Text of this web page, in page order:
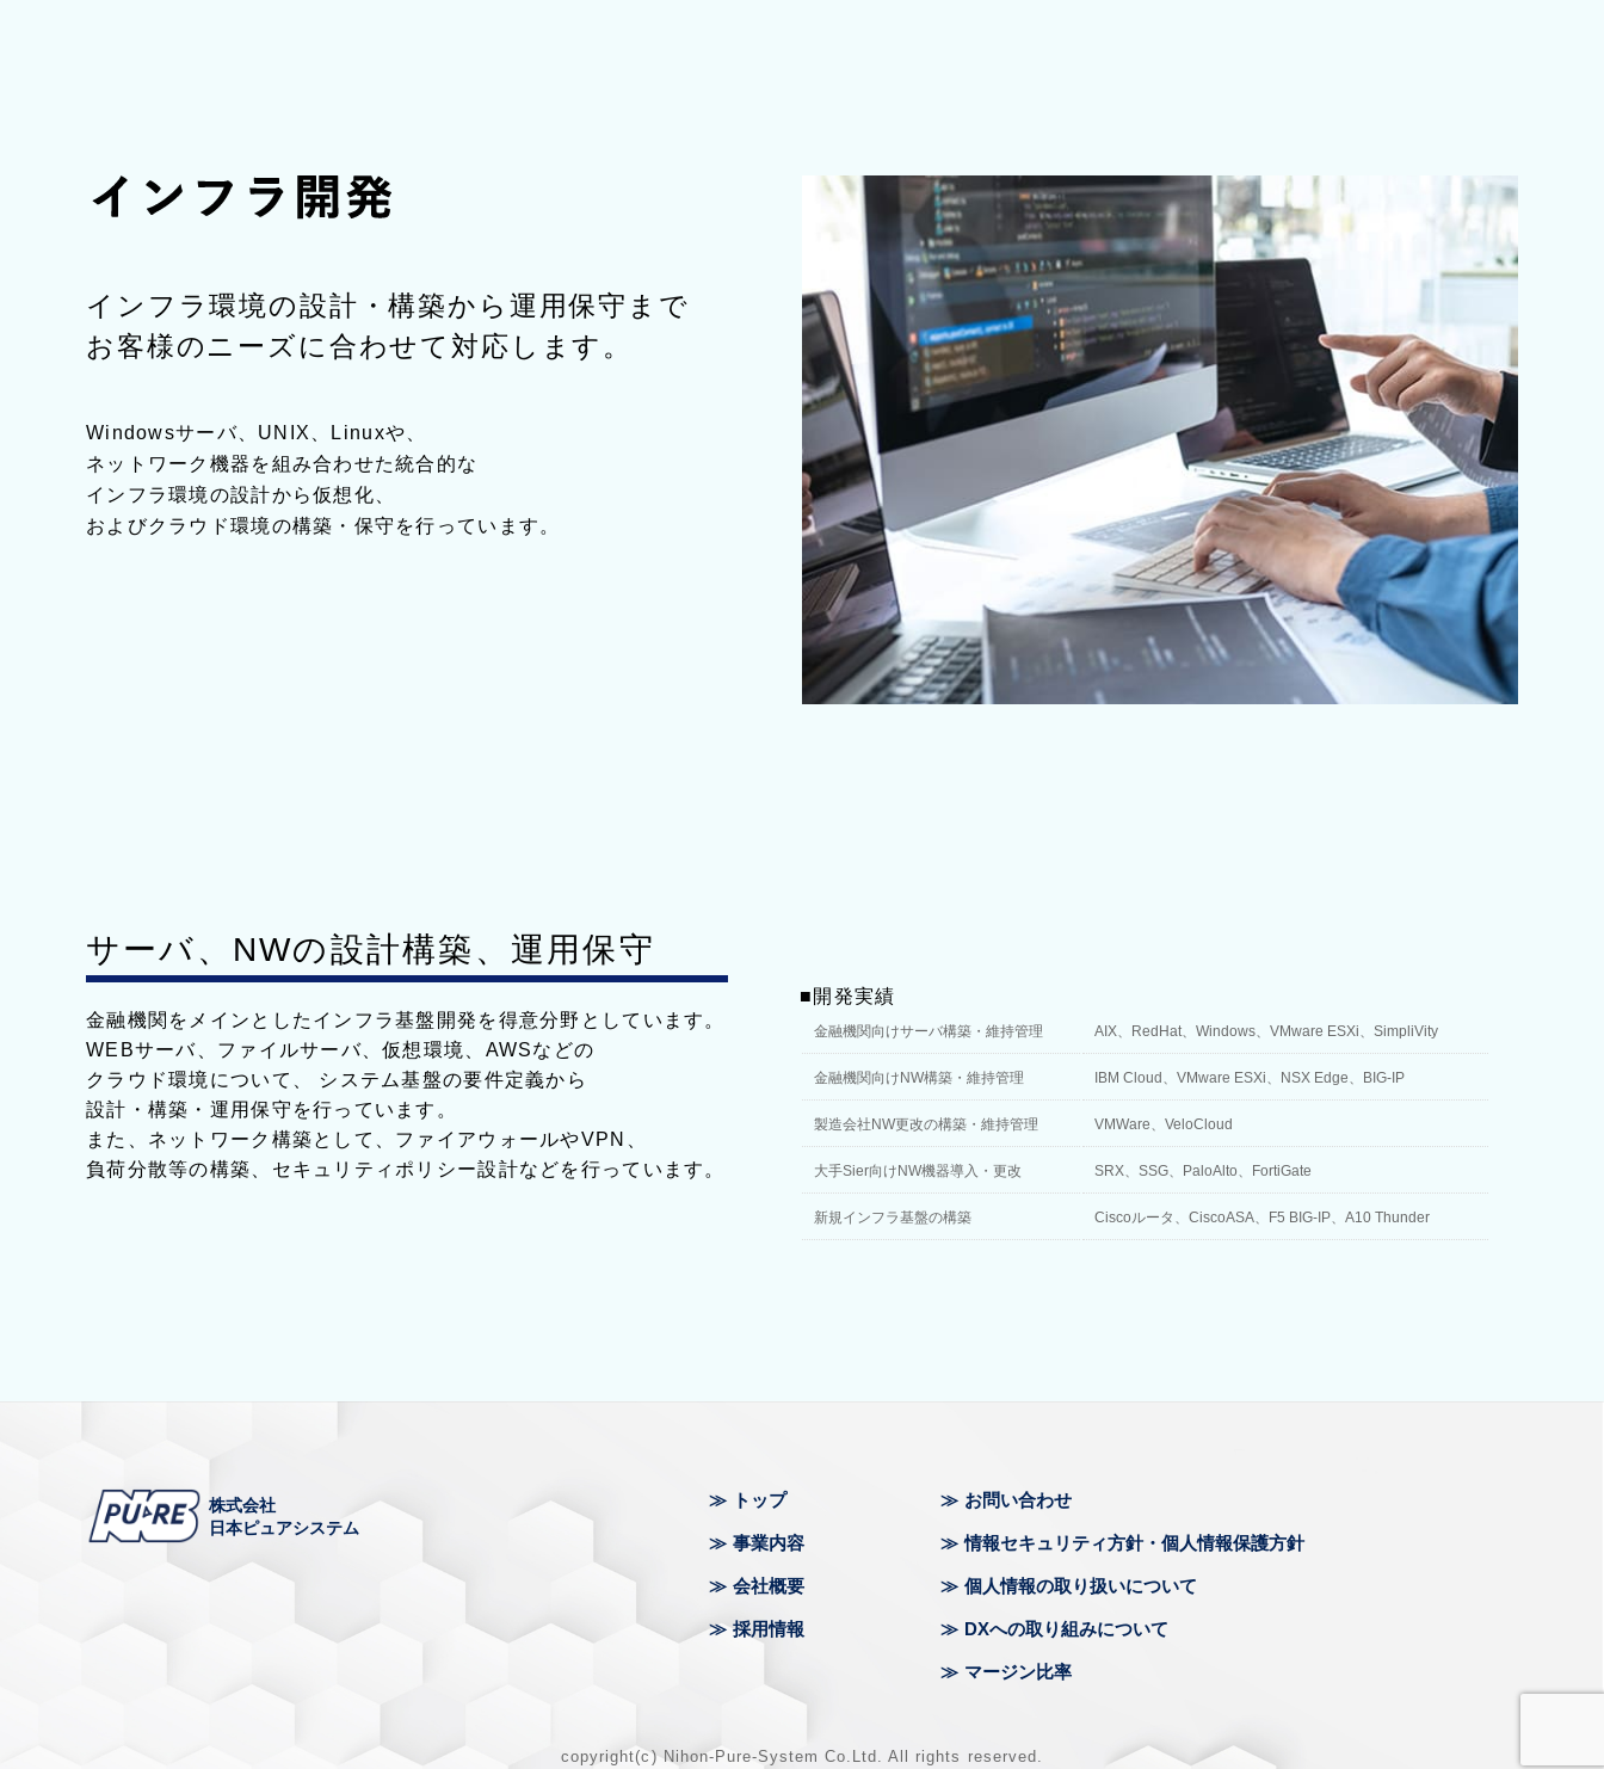
インフラ環境の設計・構築から運用保守まで
お客様のニーズに合わせて対応します。
Windowsサーバ、UNIX、Linuxや、
ネットワーク機器を組み合わせた統合的な
インフラ環境の設計から仮想化、
およびクラウド環境の構築・保守を行っています。
サーバ、NWの設計構築、運用保守
金融機関をメインとしたインフラ基盤開発を得意分野としています。
WEBサーバ、ファイルサーバ、仮想環境、AWSなどの
クラウド環境について、 システム基盤の要件定義から
設計・構築・運用保守を行っています。
また、ネットワーク構築として、ファイアウォールやVPN、
負荷分散等の構築、セキュリティポリシー設計などを行っています。
■開発実績
金融機関向けサーバ構築・維持管理 AIX、RedHat、Windows、VMware ESXi、SimpliVity
金融機関向けNW構築・維持管理 IBM Cloud、VMware ESXi、NSX Edge、BIG-IP
製造会社NW更改の構築・維持管理 VMWare、VeloCloud
大手Sier向けNW機器導入・更改 SRX、SSG、PaloAlto、FortiGate
新規インフラ基盤の構築 Ciscoルータ、CiscoASA、F5 BIG-IP、A10 Thunder
株式会社
日本ピュアシステム
トップ
事業内容
会社概要
採用情報
お問い合わせ
情報セキュリティ方針・個人情報保護方針
個人情報の取り扱いについて
DXへの取り組みについて
マージン比率
copyright(c) Nihon-Pure-System Co.Ltd. All rights reserved.